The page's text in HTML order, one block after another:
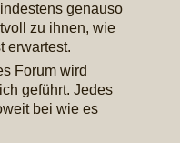
genauso
zu ihnen, wie
erwartest.
Forum wird
geführt. Jedes
bei wie es